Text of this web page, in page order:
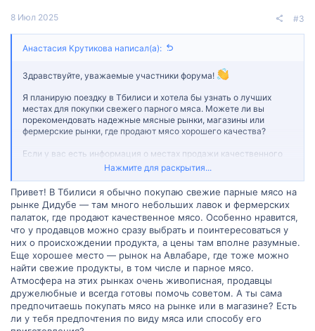
8 Июл 2025 #3
Анастасия Крутикова написал(а):
Здравствуйте, уважаемые участники форума!
Я планирую поездку в Тбилиси и хотела бы узнать о лучших
местах для покупки свежего парного мяса. Можете ли вы
порекомендовать надежные мясные рынки, магазины или
фермерские рынки, где продают мясо хорошего качества?
Если у вас есть информация о местах продажи качественного
парного мяса в Тбилиси или опыт покупки такого мяса, я была
бы очень признательна за вашу помощь. Ваши советы и
рекомендации могут быть полезными не только для меня, но и
для других участников форума, планирующих посещение
Тбилиси.
Большое спасибо заранее за любую информацию и советы!
Нажмите для раскрытия...
Привет! В Тбилиси я обычно покупаю свежие парные мясо на
рынке Дидубе — там много небольших лавок и фермерских
палаток, где продают качественное мясо. Особенно нравится,
что у продавцов можно сразу выбрать и поинтересоваться у
них о происхождении продукта, а цены там вполне разумные.
Еще хорошее место — рынок на Авлабаре, где тоже можно
найти свежие продукты, в том числе и парное мясо.
Атмосфера на этих рынках очень живописная, продавцы
дружелюбные и всегда готовы помочь советом. А ты сама
предпочитаешь покупать мясо на рынке или в магазине? Есть
ли у тебя предпочтения по виду мяса или способу его